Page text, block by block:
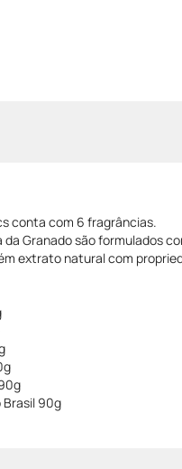
conta com 6 fragrâncias.
Granado são formulados
extrato natural com
Brasil 90g